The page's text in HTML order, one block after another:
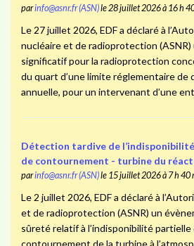
parinfo@asnr.fr (ASN)le 28 juillet 2026 à 16 h
Le 27 juillet 2026, EDF a déclaré à
nucléaire et de radioprotection
significatif pour la radioprotection
du quart d’une limite réglementaire de
annuelle, pour un intervenant d’une
Détection tardive de
de contournement - turbine du
parinfo@asnr.fr (ASN)le 15 juillet 2026 à 7 h 40
Le 2 juillet 2026, EDF a déclaré à
et de radioprotection (ASNR) un
sûreté relatif à l’indisponibilité
contournement de la turbine à